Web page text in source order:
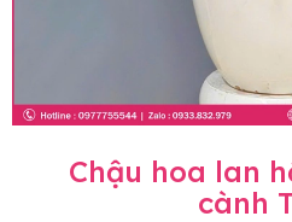
Chậu hoa lan
cành